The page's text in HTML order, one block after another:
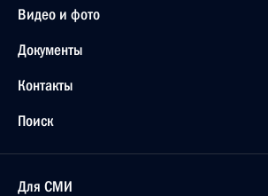
Видео и фото
Документы
Контакты
Поиск
Для СМИ